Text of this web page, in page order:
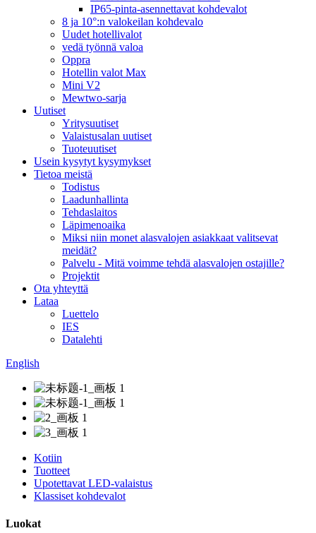
IP65-pinta-asennettavat kohdevalot
8 ja 10°:n valokeilan kohdevalo
Uudet hotellivalot
vedä työnnä valoa
Oppra
Hotellin valot Max
Mini V2
Mewtwo-sarja
Uutiset
Yritysuutiset
Valaistusalan uutiset
Tuoteuutiset
Usein kysytyt kysymykset
Tietoa meistä
Todistus
Laadunhallinta
Tehdaslaitos
Läpimenoaika
Miksi niin monet alasvalojen asiakkaat valitsevat
meidät?
Palvelu - Mitä voimme tehdä alasvalojen ostajille?
Projektit
Ota yhteyttä
Lataa
Luettelo
IES
Datalehti
English
Kotiin
Tuotteet
Upotettavat LED-valaistus
Klassiset kohdevalot
Luokat